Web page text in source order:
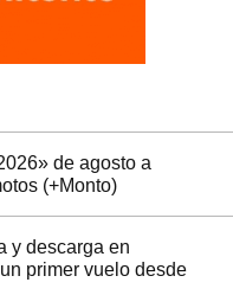
de agosto a
(+Monto)
y descarga en
primer vuelo desde